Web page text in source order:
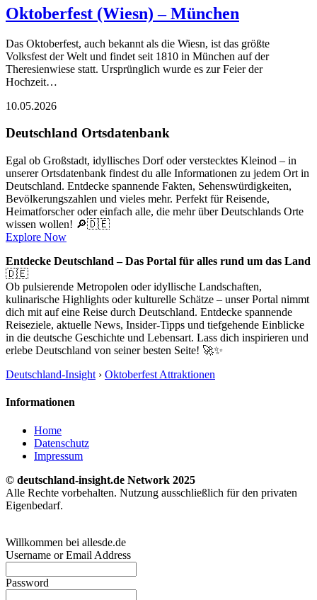
Oktoberfest (Wiesn) – München
Das Oktoberfest, auch bekannt als die Wiesn, ist das größte
Volksfest der Welt und findet seit 1810 in München auf der
Theresienwiese statt. Ursprünglich wurde es zur Feier der
Hochzeit…
10.05.2026
Deutschland Ortsdatenbank
Egal ob Großstadt, idyllisches Dorf oder verstecktes Kleinod – in
unserer Ortsdatenbank findest du alle Informationen zu jedem Ort in
Deutschland. Entdecke spannende Fakten, Sehenswürdigkeiten,
Bevölkerungszahlen und vieles mehr. Perfekt für Reisende,
Heimatforscher oder einfach alle, die mehr über Deutschlands Orte
wissen wollen! 🔎🇩🇪
Explore Now
Entdecke Deutschland – Das Portal für alles rund um das Land
🇩🇪
Ob pulsierende Metropolen oder idyllische Landschaften,
kulinarische Highlights oder kulturelle Schätze – unser Portal nimmt
dich mit auf eine Reise durch Deutschland. Entdecke spannende
Reiseziele, aktuelle News, Insider-Tipps und tiefgehende Einblicke
in die deutsche Geschichte und Lebensart. Lass dich inspirieren und
erlebe Deutschland von seiner besten Seite! 🚀✨
Deutschland-Insight › Oktoberfest Attraktionen
Informationen
Home
Datenschutz
Impressum
© deutschland-insight.de Network 2025
Alle Rechte vorbehalten. Nutzung ausschließlich für den privaten
Eigenbedarf.
Willkommen bei allesde.de
Username or Email Address
Password